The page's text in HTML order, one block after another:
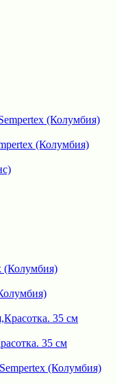
(Колумбия)
35 см